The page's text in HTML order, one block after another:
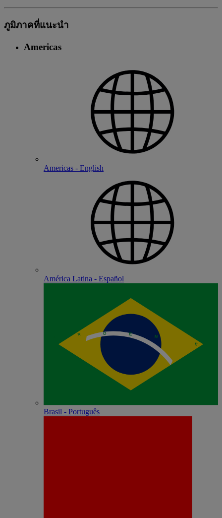
ภูมิภาคที่แนะนํา
Americas
Americas - English
América Latina - Español
Brasil - Português